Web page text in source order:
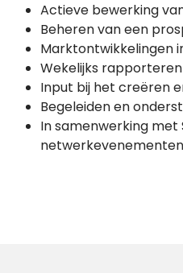
Actieve bewerking
Beheren van een
Marktontwikkelingen
Wekelijks
Input bij het creëren
Begeleiden en
In samenwerking